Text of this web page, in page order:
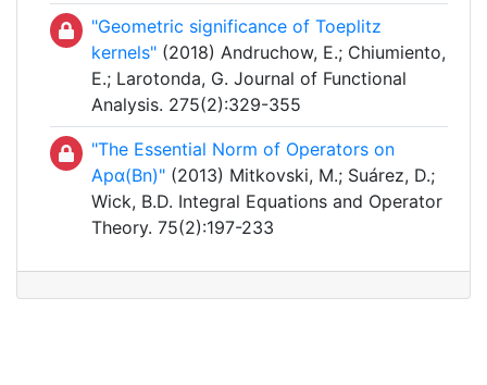
"Geometric significance of Toeplitz
kernels" (2018) Andruchow, E.; Chiumiento,
E.; Larotonda, G. Journal of Functional
Analysis. 275(2):329-355
"The Essential Norm of Operators on
Apα(Bn)" (2013) Mitkovski, M.; Suárez, D.;
Wick, B.D. Integral Equations and Operator
Theory. 75(2):197-233